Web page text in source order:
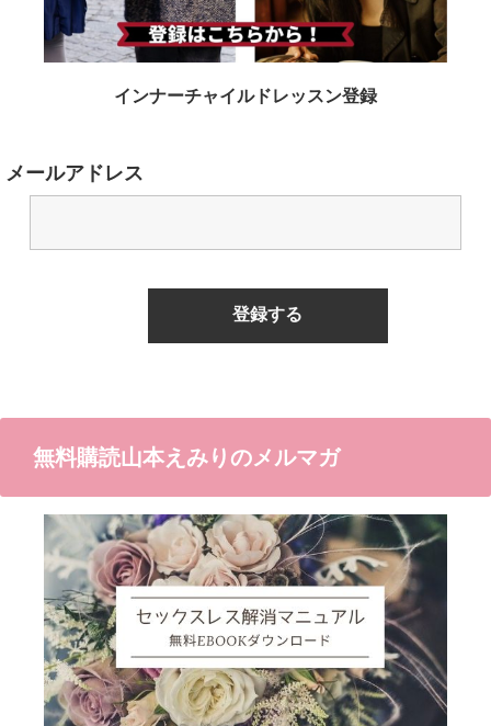
インナーチャイルドレッスン登録
メールアドレス
無料購読山本えみりのメルマガ